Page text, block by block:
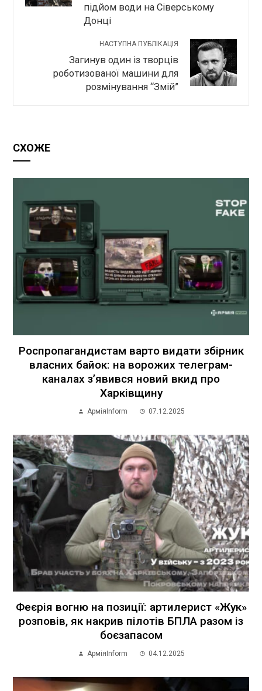
підйом води на Сіверському
Донці
НАСТУПНА ПУБЛІКАЦІЯ
Загинув один із творців
роботизованої машини для
розмінування “Змій”
СХОЖЕ
Роспропагандистам варто видати збірник
власних байок: на ворожих телеграм-
каналах з’явився новий вкид про
Харківщину
АрміяInform 07.12.2025
Феєрія вогню на позиції: артилерист «Жук»
розповів, як накрив пілотів БПЛА разом із
боєзапасом
АрміяInform 04.12.2025